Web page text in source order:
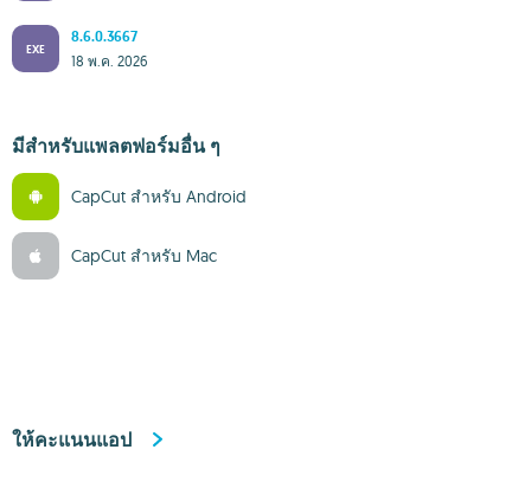
EXE
8.6.0.3667
18 พ.ค. 2026
มีสำหรับแพลตฟอร์มอื่น ๆ
CapCut สำหรับ Android
CapCut สำหรับ Mac
ให้คะแนนแอป